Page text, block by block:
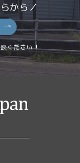
から／
ください！